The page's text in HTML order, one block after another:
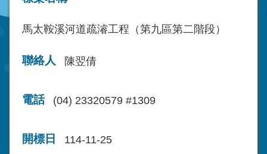
馬太鞍溪河道疏濬工程（第九區第二階段）
聯絡人 陳翌倩
電話 (04) 23320579 #1309
開標日 114-11-25